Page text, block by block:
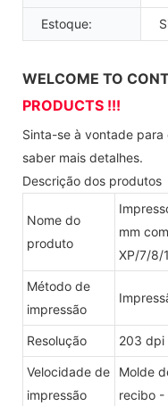
Estoque:
WELCOME TO
PRODUCTS !!!
Sinta-se à vontade
saber mais detalhes.
Descrição dos produtos
Nome do
produto
mm
XP/7/8/
Método de
impressão
Resolução 203 dpi
Velocidade de
impressão
Molde
recibo